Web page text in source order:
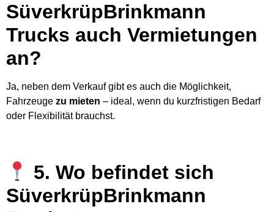
SüverkrüpBrinkmann
Trucks auch Vermietungen
an?
Ja, neben dem Verkauf gibt es auch die Möglichkeit,
Fahrzeuge zu mieten – ideal, wenn du kurzfristigen Bedarf
oder Flexibilität brauchst.
5. Wo befindet sich
SüverkrüpBrinkmann